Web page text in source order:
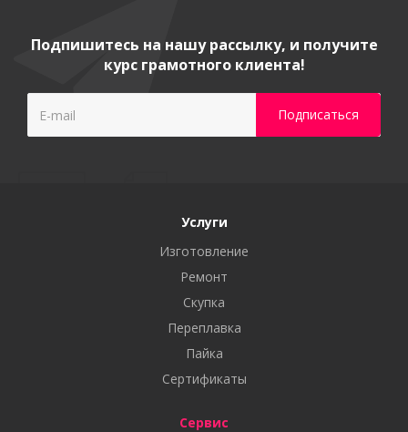
Подпишитесь на нашу рассылку, и получите
курс грамотного клиента!
Услуги
Изготовление
Ремонт
Скупка
Переплавка
Пайка
Сертификаты
Сервис